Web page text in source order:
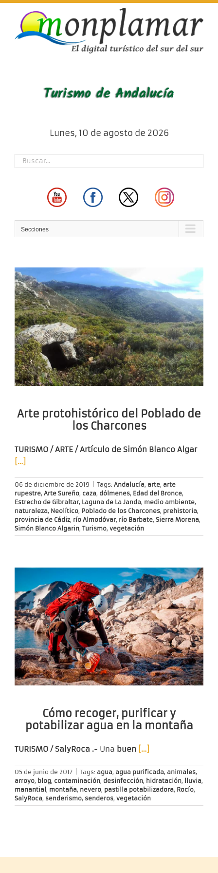
Skip
content
Lunes, 10 de agosto de 2026
Secciones
Arte protohistórico del Poblado de
los Charcones
TURISMO / ARTE / Artículo de Simón Blanco Algar
[…]
06 de diciembre de 2019 Tags: Andalucía, arte, arte
rupestre, Arte Sureño, caza, dólmenes, Edad del Bronce,
Estrecho de Gibraltar, Laguna de La Janda, medio ambiente,
naturaleza, Neolítico, Poblado de los Charcones, prehistoria,
provincia de Cádiz, río Almodóvar, río Barbate, Sierra Morena,
Simón Blanco Algarin, Turismo, vegetación
Cómo recoger, purificar y
potabilizar agua en la montaña
TURISMO / SalyRoca .- Una buen […]
05 de junio de 2017 Tags: agua, agua purificada, animales,
arroyo, blog, contaminación, desinfección, hidratación, lluvia,
manantial , montaña, nevero, pastilla potabilizadora, Rocío,
SalyRoca, senderismo, senderos, vegetación